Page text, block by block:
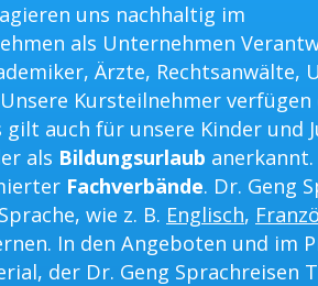
uns nachhaltig im
als Unternehmen
Ärzte, Rechtsanwälte,
Kursteilnehmer
auch für unsere Kinder und
als Bildungsurlaub
Fachverbände. Dr. Geng
wie z. B. Englisch,
In den Angeboten und im
der Dr. Geng Sprachreisen